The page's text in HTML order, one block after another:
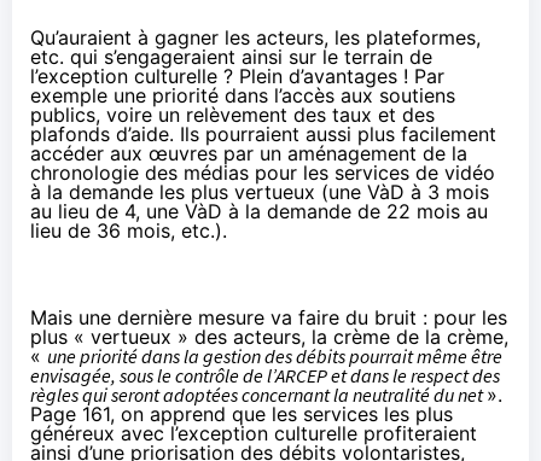
Qu’auraient à gagner les acteurs, les plateformes,
etc. qui s’engageraient ainsi sur le terrain de
l’exception culturelle ? Plein d’avantages ! Par
exemple une priorité dans l’accès aux soutiens
publics, voire un relèvement des taux et des
plafonds d’aide. Ils pourraient aussi plus facilement
accéder aux œuvres par un aménagement de la
chronologie des médias pour les services de vidéo
à la demande les plus vertueux (une VàD à 3 mois
au lieu de 4, une VàD à la demande de 22 mois au
lieu de 36 mois, etc.).
Mais une dernière mesure va faire du bruit : pour les
plus « vertueux » des acteurs, la crème de la crème,
« une priorité dans la gestion des débits pourrait même être
envisagée, sous le contrôle de l’ARCEP et dans le respect des
règles qui seront adoptées concernant la neutralité du net».
Page 161, on apprend que les services les plus
généreux avec l’exception culturelle profiteraient
ainsi d’une priorisation des débits volontaristes,